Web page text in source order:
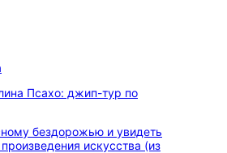
Псахо: джип-тур по
бездорожью и увидеть
искусства (из